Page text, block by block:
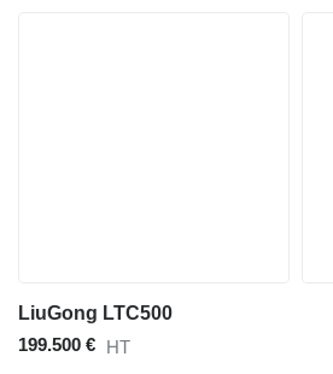
LiuGong LTC500
199.500 € HT